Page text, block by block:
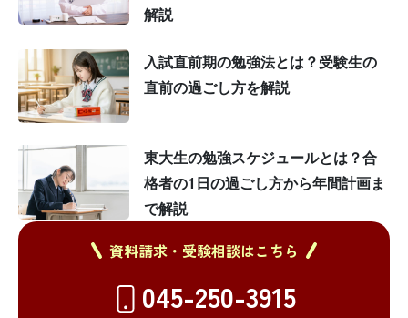
解説
入試直前期の勉強法とは？受験生の
直前の過ごし方を解説
東大生の勉強スケジュールとは？合
格者の1日の過ごし方から年間計画ま
で解説
資料請求・受験相談はこちら
045-250-3915